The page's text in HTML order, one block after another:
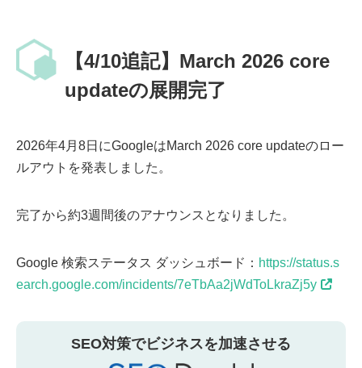
【4/10追記】March 2026 core
updateの展開完了
2026年4月8日にGoogleはMarch 2026 core updateのロー
ルアウトを発表しました。
完了から約3週間後のアナウンスとなりました。
Google 検索ステータス ダッシュボード： https://status.s
earch.google.com/incidents/7eTbAa2jWdToLkraZj5y
SEO対策でビジネスを加速させる